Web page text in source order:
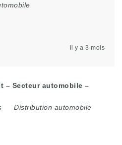
il y a 3 mois
– Secteur automobile –
Distribution automobile